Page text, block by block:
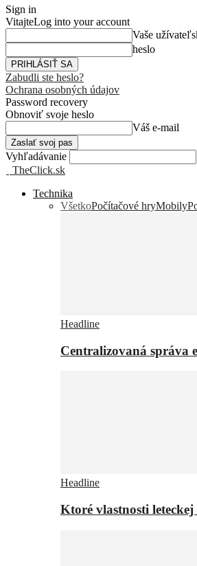
Sign in
VitajteLog into your account
Vaše
heslo
Zabudli ste heslo?
Ochrana osobných údajov
Password recovery
Obnoviť svoje heslo
Váš e-mail
Vyhľadávanie
TheClick.sk
Technika
VšetkoPočítačové hryMobily
Headline
Centralizovaná správa
Headline
Ktoré vlastnosti